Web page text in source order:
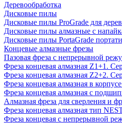
Деревообработка
Дисковые пилы
Дисковые пилы ProGrade для
Дисковые пилы алмазные с
Дисковые пилы PortaGrade
Концевые алмазные фрезы
Пазовая фреза с непрерывной
Фреза концевая алмазная Z1+1.
Фреза концевая алмазная Z2+2.
Фреза концевая алмазная в
Фреза концевая алмазная с
Алмазная фреза для сверления и
Фреза концевая алмазная тип
Фреза концевая с непрерывной